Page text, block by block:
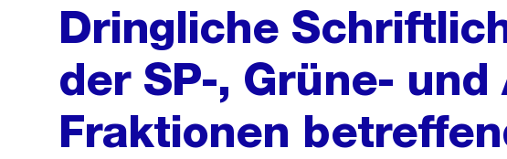
Dringliche
der SP-, Grüne- und
Fraktionen